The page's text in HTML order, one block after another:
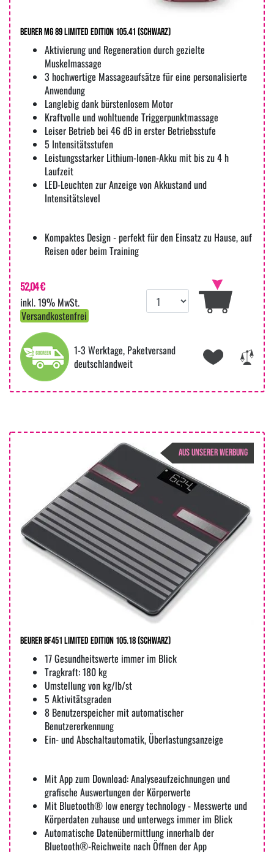
Beurer MG 89 Limited Edition 105.41 (schwarz)
Aktivierung und Regeneration durch gezielte
Muskelmassage
3 hochwertige Massageaufsätze für eine personalisierte
Anwendung
Langlebig dank bürstenlosem Motor
Kraftvolle und wohltuende Triggerpunktmassage
Leiser Betrieb bei 46 dB in erster Betriebsstufe
5 Intensitätsstufen
Leistungsstarker Lithium-Ionen-Akku mit bis zu 4 h
Laufzeit
LED-Leuchten zur Anzeige von Akkustand und
Intensitätslevel
Kompaktes Design - perfekt für den Einsatz zu Hause, auf
Reisen oder beim Training
52,04 €
inkl. 19% MwSt.
Versandkostenfrei
1-3 Werktage, Paketversand
deutschlandweit
AUS UNSERER WERBUNG
Beurer BF451 Limited Edition 105.18 (schwarz)
17 Gesundheitswerte immer im Blick
Tragkraft: 180 kg
Umstellung von kg/lb/st
5 Aktivitätsgraden
8 Benutzerspeicher mit automatischer
Benutzererkennung
Ein- und Abschaltautomatik, Überlastungsanzeige
Mit App zum Download: Analyseaufzeichnungen und
grafische Auswertungen der Körperwerte
Mit Bluetooth® low energy technology - Messwerte und
Körperdaten zuhause und unterwegs immer im Blick
Automatische Datenübermittlung innerhalb der
Bluetooth®-Reichweite nach Öffnen der App